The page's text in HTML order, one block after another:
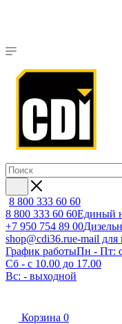
8 800 333 60 60
8 800 333 60 60Единый
+7 950 754 89 00
shop@cdi36.rue-mail для
График работыПн - Пт:
Сб - с 10.00 до 17.00
Вс: - выходной
Корзина 0